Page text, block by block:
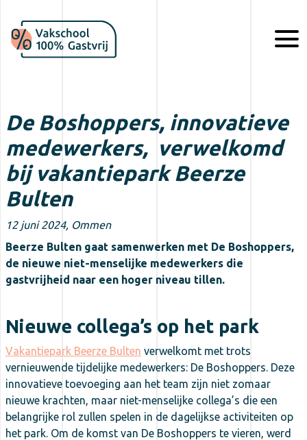
De Boshoppers, innovatieve
medewerkers, verwelkomd
bij vakantiepark Beerze
Bulten
12 juni 2024, Ommen
Beerze Bulten gaat samenwerken met De Boshoppers,
de nieuwe niet-menselijke medewerkers die
gastvrijheid naar een hoger niveau tillen.
Nieuwe collega’s op het park
Vakantiepark Beerze Bulten verwelkomt met trots
vernieuwende tijdelijke medewerkers: De Boshoppers. Deze
innovatieve toevoeging aan het team zijn niet zomaar
nieuwe krachten, maar niet-menselijke collega’s die een
belangrijke rol zullen spelen in de dagelijkse activiteiten op
het park. Om de komst van De Boshoppers te vieren, werd